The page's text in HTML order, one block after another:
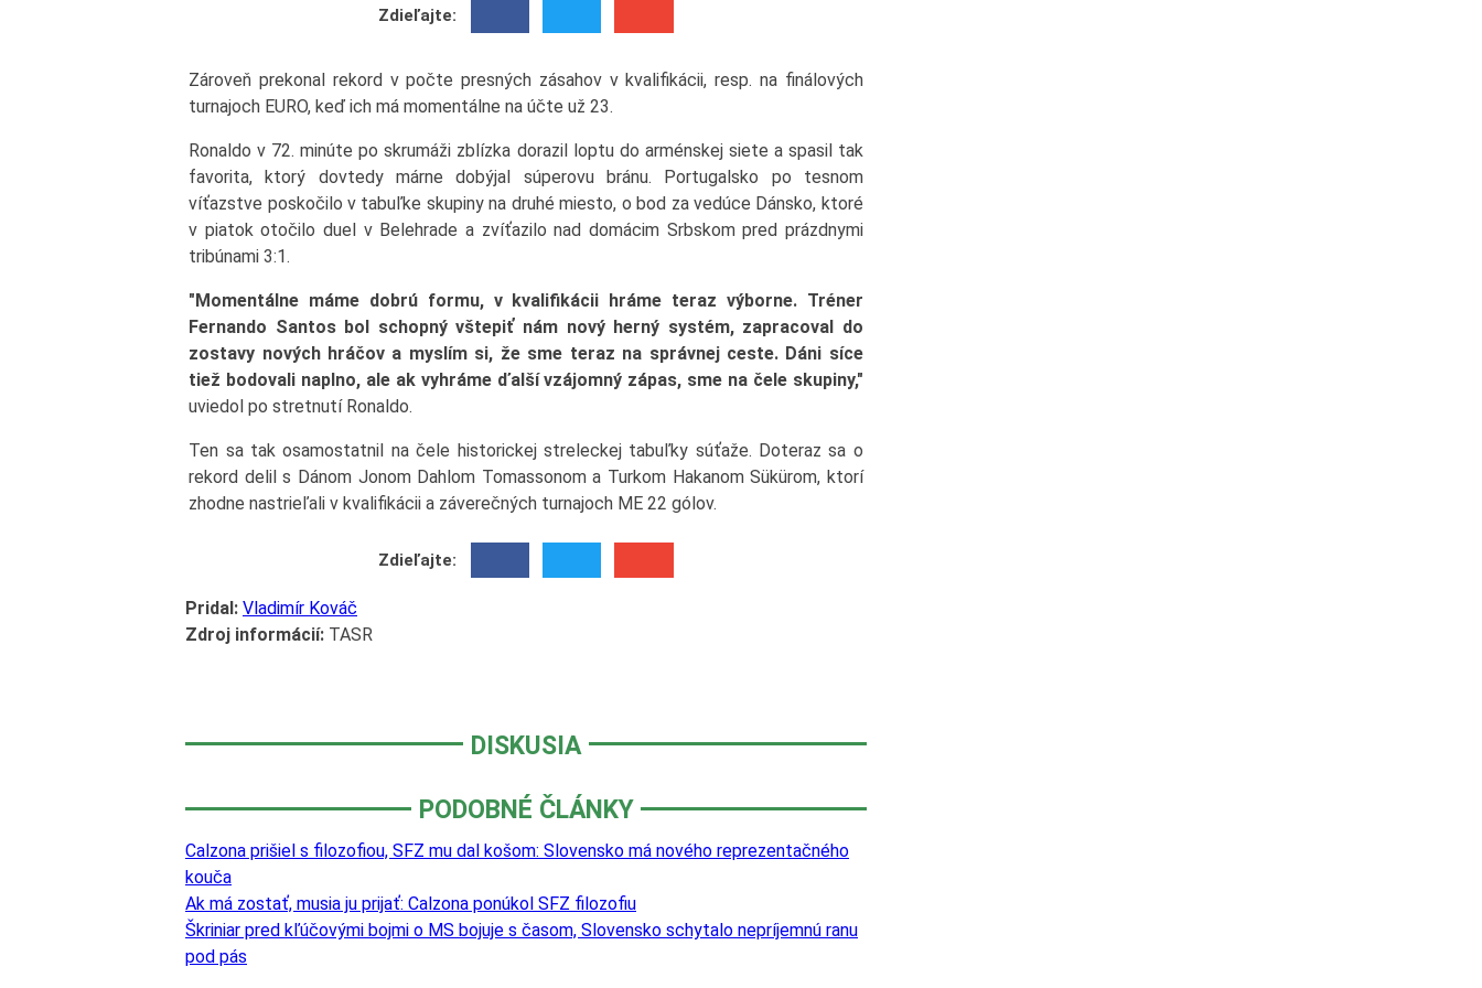
Zdieľajte:
Zároveň prekonal rekord v počte presných zásahov v kvalifikácii, resp. na finálových
turnajoch EURO, keď ich má momentálne na účte už 23.
Ronaldo v 72. minúte po skrumáži zblízka dorazil loptu do arménskej siete a spasil tak
favorita, ktorý dovtedy márne dobýjal súperovu bránu. Portugalsko po tesnom
víťazstve poskočilo v tabuľke skupiny na druhé miesto, o bod za vedúce Dánsko, ktoré
v piatok otočilo duel v Belehrade a zvíťazilo nad domácim Srbskom pred prázdnymi
tribúnami 3:1.
"Momentálne máme dobrú formu, v kvalifikácii hráme teraz výborne. Tréner
Fernando Santos bol schopný vštepiť nám nový herný systém, zapracoval do
zostavy nových hráčov a myslím si, že sme teraz na správnej ceste. Dáni síce
tiež bodovali naplno, ale ak vyhráme ďalší vzájomný zápas, sme na čele skupiny,"
uviedol po stretnutí Ronaldo.
Ten sa tak osamostatnil na čele historickej streleckej tabuľky súťaže. Doteraz sa o
rekord delil s Dánom Jonom Dahlom Tomassonom a Turkom Hakanom Sükürom, ktorí
zhodne nastrieľali v kvalifikácii a záverečných turnajoch ME 22 gólov.
Zdieľajte:
Pridal: Vladimír Kováč
Zdroj informácií: TASR
DISKUSIA
PODOBNÉ ČLÁNKY
Calzona prišiel s filozofiou, SFZ mu dal košom: Slovensko má nového reprezentačného
kouča
Ak má zostať, musia ju prijať: Calzona ponúkol SFZ filozofiu
Škriniar pred kľúčovými bojmi o MS bojuje s časom, Slovensko schytalo nepríjemnú ranu
pod pás